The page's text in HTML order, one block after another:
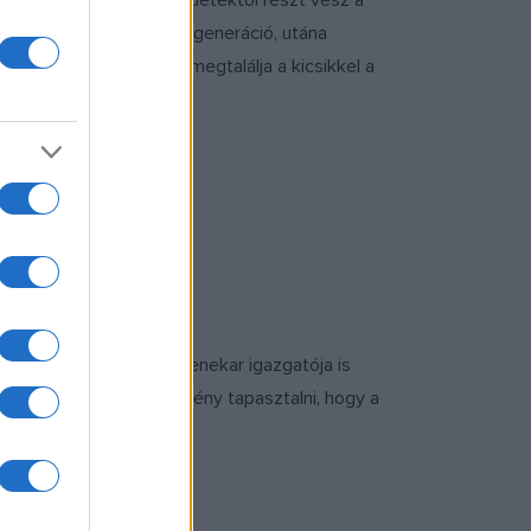
öt évig tart egy generáció, utána
hogy újra és újra megtalálja a kicsikkel a
a Müpában, ahol a zenekar igazgatója is
és nagy élmény tapasztalni, hogy a